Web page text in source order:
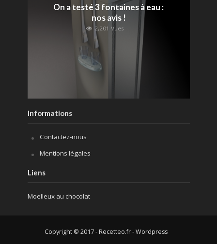
On a testé 3 fontaines à eau :
nos avis !
2,201 Vues
Informations
Contactez-nous
Mentions légales
Liens
Moelleux au chocolat
Copyright © 2017 - Recetteo.fr - Wordpress